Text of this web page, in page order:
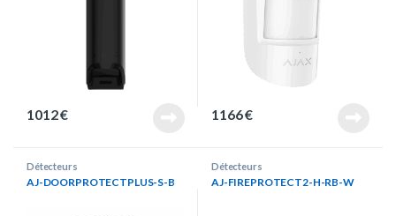
1012€ 1166€
Détecteurs
AJ-DOORPROTECTPLUS-S-B
Détecteurs
AJ-FIREPROTECT2-H-RB-W